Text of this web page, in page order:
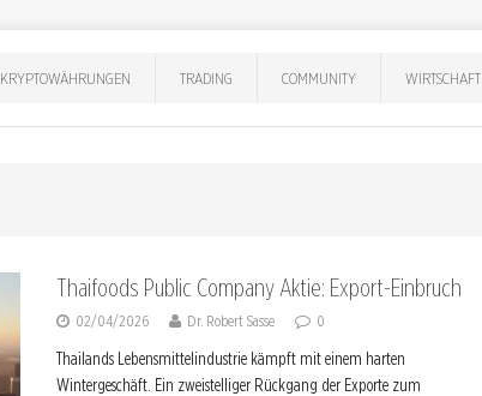
KRYPTOWÄHRUNGEN TRADING COMMUNITY WIRTSCHAFT
Thaifoods Public Company Aktie: Export-Einbruch
02/04/2026 Dr. Robert Sasse 0
Thailands Lebensmittelindustrie kämpft mit einem harten
Wintergeschäft. Ein zweistelliger Rückgang der Exporte zum